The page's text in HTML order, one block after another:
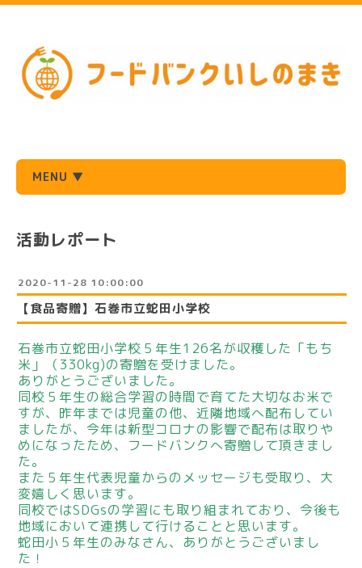
MENU ▼
活動レポート
2020-11-28 10:00:00
【食品寄贈】石巻市立蛇田小学校
石巻市立蛇田小学校５年生126名が収穫した「もち
米」（330kg)の寄贈を受けました。
ありがとうございました。
同校５年生の総合学習の時間で育てた大切なお米で
すが、昨年までは児童の他、近隣地域へ配布してい
ましたが、今年は新型コロナの影響で配布は取りや
めになったため、フードバンクへ寄贈して頂きまし
た。
また５年生代表児童からのメッセージも受取り、大
変嬉しく思います。
同校ではSDGsの学習にも取り組まれており、今後も
地域において連携して行けることと思います。
蛇田小５年生のみなさん、ありがとうございまし
た！